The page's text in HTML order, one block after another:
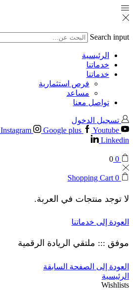
Search input
الرئيسية
خدماتنا
خدماتنا
فرص استثمارية
مساعد
تواصل معنا
تسجيل الدخول
Instagram Google plus
Youtube
Linkedin
0
0
0
Shopping Cart
لا توجد منتجات في العربة.
العودة إلى خدماتنا
موفق ::: ملتقي الريادة الرقمية
العودة إلى الصفحة السابقة
الرئيسية
Wishlists